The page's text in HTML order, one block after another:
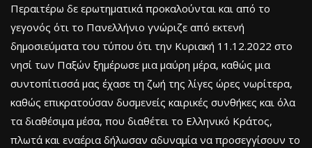
Περαιτέρω δε ερωτηματικά προκαλούνται και από το
γεγονός ότι το Πανελλήνιο γνώριζε από εκτενή
δημοσιεύματα του τύπου ότι την Κυριακή 11.12.2022 στο
νησί των Παξών ξημέρωσε μια μαύρη μέρα, καθώς μια
συντοπίτισσά μας έχασε τη ζωή της λίγες ώρες νωρίτερα,
καθώς επικρατούσαν δυσμενείς καιρικές συνθήκες και όλα
τα διαθέσιμα μέσα, που διαθέτει το Ελληνικό Κράτος,
πλωτά και εναέρια δήλωσαν αδυναμία να προσεγγίσουν το